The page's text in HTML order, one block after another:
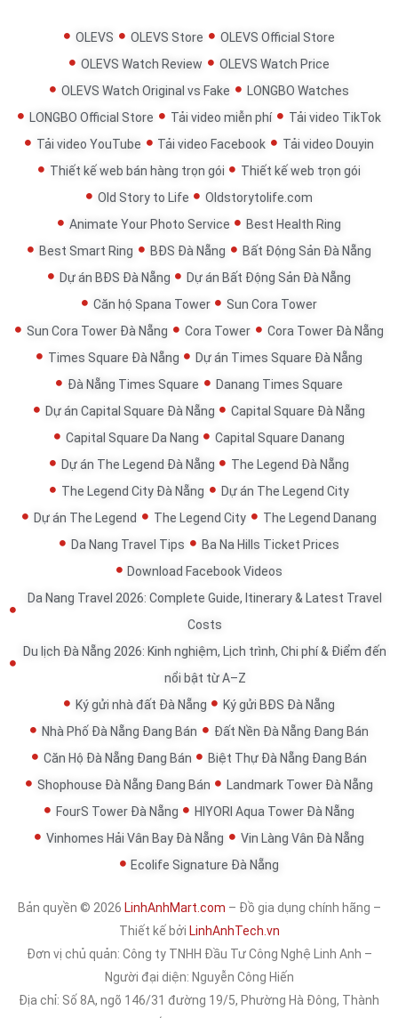
OLEVS OLEVS Store
OLEVS Official Store
OLEVS Watch Review
OLEVS Watch Price
OLEVS Watch Original vs Fake
LONGBO Watches
LONGBO Official Store
Tải video miễn phí
Tải video TikTok
Tải video YouTube
Tải video Facebook
Tải video Douyin
Thiết kế web bán hàng trọn gói
Thiết kế web trọn gói
Old Story to Life
Oldstorytolife.com
Animate Your Photo Service
Best Health Ring
Best Smart Ring
BĐS Đà Nẵng
Bất Động Sản Đà Nẵng
Dự án BĐS Đà Nẵng
Dự án Bất Động Sản Đà Nẵng
Căn hộ Spana Tower
Sun Cora Tower
Sun Cora Tower Đà Nẵng
Cora Tower
Cora Tower Đà Nẵng
Times Square Đà Nẵng
Dự án Times Square Đà Nẵng
Đà Nẵng Times Square
Danang Times Square
Dự án Capital Square Đà Nẵng
Capital Square Đà Nẵng
Capital Square Da Nang
Capital Square Danang
Dự án The Legend Đà Nẵng
The Legend Đà Nẵng
The Legend City Đà Nẵng
Dự án The Legend City
Dự án The Legend
The Legend City
The Legend Danang
Da Nang Travel Tips
Ba Na Hills Ticket Prices
Download Facebook Videos
Da Nang Travel 2026: Complete Guide, Itinerary & Latest Travel
Costs
Du lịch Đà Nẵng 2026: Kinh nghiệm, Lịch trình, Chi phí & Điểm đến
nổi bật từ A–Z
Ký gửi nhà đất Đà Nẵng
Ký gửi BĐS Đà Nẵng
Nhà Phố Đà Nẵng Đang Bán
Đất Nền Đà Nẵng Đang Bán
Căn Hộ Đà Nẵng Đang Bán
Biệt Thự Đà Nẵng Đang Bán
Shophouse Đà Nẵng Đang Bán
Landmark Tower Đà Nẵng
FourS Tower Đà Nẵng
HIYORI Aqua Tower Đà Nẵng
Vinhomes Hải Vân Bay Đà Nẵng
Vin Làng Vân Đà Nẵng
Ecolife Signature Đà Nẵng
Bản quyền © 2026 LinhAnhMart.com – Đồ gia dụng chính hãng –
Thiết kế bởi LinhAnhTech.vn
Đơn vị chủ quản: Công ty TNHH Đầu Tư Công Nghệ Linh Anh –
Người đại diện: Nguyễn Công Hiến
Địa chỉ: Số 8A, ngõ 146/31 đường 19/5, Phường Hà Đông, Thành